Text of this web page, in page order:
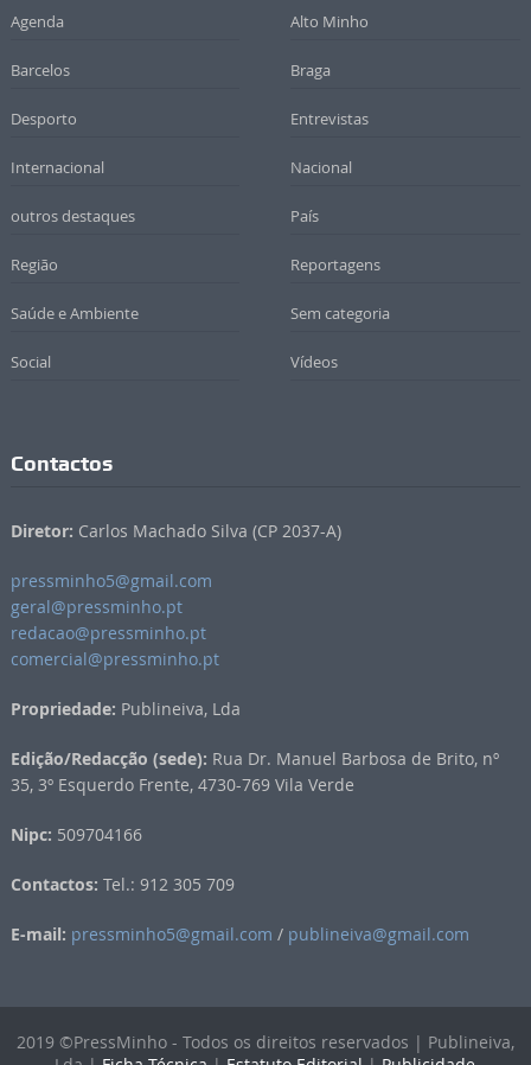
Agenda Alto Minho
Barcelos Braga
Desporto Entrevistas
Internacional Nacional
outros destaques País
Região Reportagens
Saúde e Ambiente Sem categoria
Social Vídeos
Contactos
Diretor: Carlos Machado Silva (CP 2037-A)
pressminho5@gmail.com
geral@pressminho.pt
redacao@pressminho.pt
comercial@pressminho.pt
Propriedade: Publineiva, Lda
Edição/Redacção (sede): Rua Dr. Manuel Barbosa de Brito, nº
35, 3º Esquerdo Frente, 4730-769 Vila Verde
Nipc: 509704166
Contactos: Tel.: 912 305 709
E-mail: pressminho5@gmail.com / publineiva@gmail.com
2019 ©PressMinho - Todos os direitos reservados | Publineiva,